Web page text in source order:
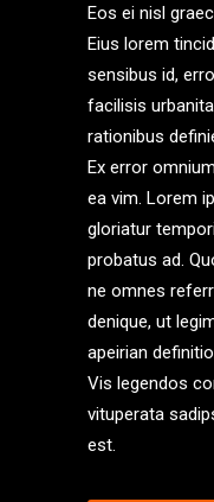
Eos ei nisl
Eius lorem
sensibus id,
facilisis
rationibus
Ex error
ea vim. Lorem
gloriatur
probatus ad.
ne omnes
denique, ut
apeirian
Vis legendos
vituperata
est.